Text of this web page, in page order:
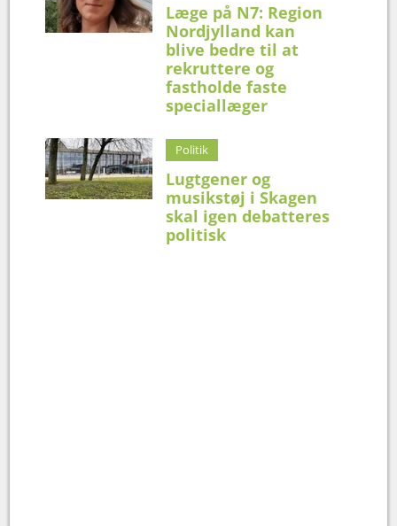
Læge på N7: Region
Nordjylland kan
blive bedre til at
rekruttere og
fastholde faste
speciallæger
Politik
Lugtgener og
musikstøj i Skagen
skal igen debatteres
politisk